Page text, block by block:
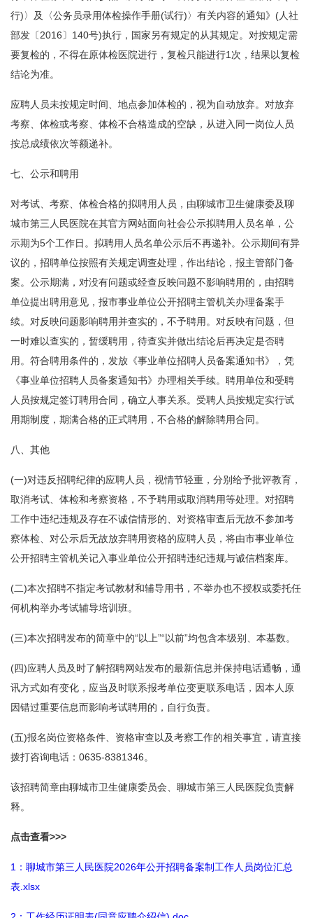
行)〉及〈公务员录用体检操作手册(试行)〉有关内容的通知》(人社
部发〔2016〕140号)执行，国家另有规定的从其规定。对按规定需
要复检的，不得在原体检医院进行，复检只能进行1次，结果以复检
结论为准。
应聘人员未按规定时间、地点参加体检的，视为自动放弃。对放弃
考察、体检或考察、体检不合格造成的空缺，从进入同一岗位人员
按总成绩依次等额递补。
七、公示和聘用
对考试、考察、体检合格的拟聘用人员，由聊城市卫生健康委及聊
城市第三人民医院在其官方网站面向社会公示拟聘用人员名单，公
示期为5个工作日。拟聘用人员名单公示后不再递补。公示期间有异
议的，招聘单位按照有关规定调查处理，作出结论，报主管部门备
案。公示期满，对没有问题或经查反映问题不影响聘用的，由招聘
单位提出聘用意见，报市事业单位公开招聘主管机关办理备案手
续。对反映问题影响聘用并查实的，不予聘用。对反映有问题，但
一时难以查实的，暂缓聘用，待查实并做出结论后再决定是否聘
用。符合聘用条件的，发放《事业单位招聘人员备案通知书》，凭
《事业单位招聘人员备案通知书》办理相关手续。聘用单位和受聘
人员按规定签订聘用合同，确立人事关系。受聘人员按规定实行试
用期制度，期满合格的正式聘用，不合格的解除聘用合同。
八、其他
(一)对违反招聘纪律的应聘人员，视情节轻重，分别给予批评教育，
取消考试、体检和考察资格，不予聘用或取消聘用等处理。对招聘
工作中违纪违规及存在不诚信情形的、对资格审查后无故不参加考
察体检、对公示后无故放弃聘用资格的应聘人员，将由市事业单位
公开招聘主管机关记入事业单位公开招聘违纪违规与诚信档案库。
(二)本次招聘不指定考试教材和辅导用书，不举办也不授权或委托任
何机构举办考试辅导培训班。
(三)本次招聘发布的简章中的“以上”“以前”均包含本级别、本基数。
(四)应聘人员及时了解招聘网站发布的最新信息并保持电话通畅，通
讯方式如有变化，应当及时联系报考单位变更联系电话，因本人原
因错过重要信息而影响考试聘用的，自行负责。
(五)报名岗位资格条件、资格审查以及考察工作的相关事宜，请直接
拨打咨询电话：0635-8381346。
该招聘简章由聊城市卫生健康委员会、聊城市第三人民医院负责解
释。
点击查看>>>
1：聊城市第三人民医院2026年公开招聘备案制工作人员岗位汇总
表.xlsx